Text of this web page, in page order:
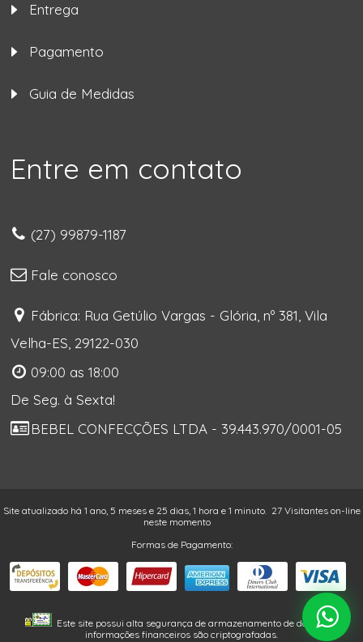
Entrega
Pagamento
Guia de Medidas
Entre em contato
(27) 99879-1187
Fale conosco
Fábrica: Rua Getúlio Vargas - Glória, nº 381, Vila
Velha-ES, 29122-030
09:00 as 18:00
De Seg. à Sexta!
BEBEL CONFECÇÕES LTDA - 39.443.970/0001-05
Site atualizado há 1 ano, 5 meses e 25 dias, 1 hora e 1 minuto. 27 Visitantes on-line
neste momento
Formas de Pagamento:
Este site possui alta segurança de armazenamento de dados. As
informações financeiros são criptografadas.